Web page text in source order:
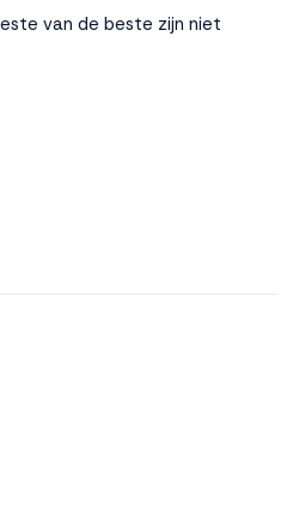
van de beste zijn niet